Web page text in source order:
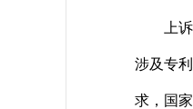
上诉人
涉及专
求，国